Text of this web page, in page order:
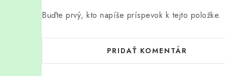
Buďte prvý, kto napíše príspevok k tejto položke.
PRIDAŤ KOMENTÁR